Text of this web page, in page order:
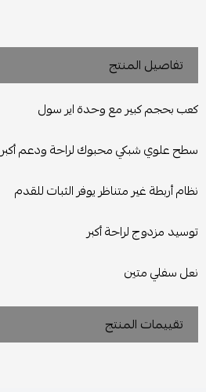
تفاصيل المنتج
كعب بحجم كبير مع وحدة اير سول
سطح علوي شبكي محبوك لراحة ودعم أكبر
نظام أربطة غير متناظر يوفر الثبات للقدم
توسيد مزدوج لراحة أكبر
نعل سفلي متين
تقييمات المنتج